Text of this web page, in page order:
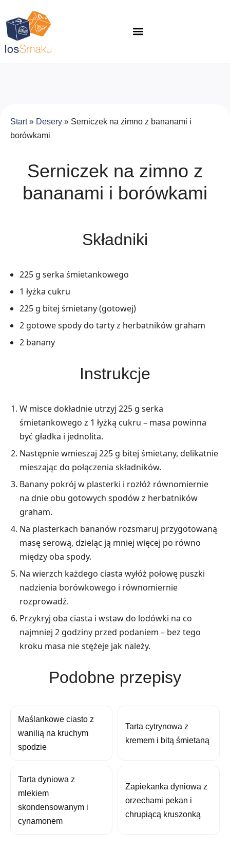
Start» Desery » Serniczek na zimno z bananami i
borówkami
Serniczek na zimno z
bananami i borówkami
Składniki
225 g serka śmietankowego
1 łyżka cukru
225 g bitej śmietany (gotowej)
2 gotowe spody do tarty z herbatników graham
2 banany
Instrukcje
W misce dokładnie utrzyj 225 g serka
śmietankowego z 1 łyżką cukru – masa powinna
być gładka i jednolita.
Następnie wmieszaj 225 g bitej śmietany, delikatnie
mieszając do połączenia składników.
Banany pokrój w plasterki i rozłóż równomiernie
na dnie obu gotowych spodów z herbatników
graham.
Na plasterkach bananów rozsmaruj przygotowaną
masę serową, dzieląc ją mniej więcej po równo
między oba spody.
Na wierzch każdego ciasta wyłóż połowę puszki
nadzienia borówkowego i równomiernie
rozprowadź.
Przykryj oba ciasta i wstaw do lodówki na co
najmniej 2 godziny przed podaniem – bez tego
kroku masa nie stężeje jak należy.
Podobne przepisy
Maślankowe ciasto z
wanilią na kruchym
spodzie
Tarta cytrynowa z
kremem i bitą śmietaną
Tarta dyniowa z
mlekiem
skondensowanym i
cynamonem
Zapiekanka dyniowa z
orzechami pekan i
chrupiącą kruszonką